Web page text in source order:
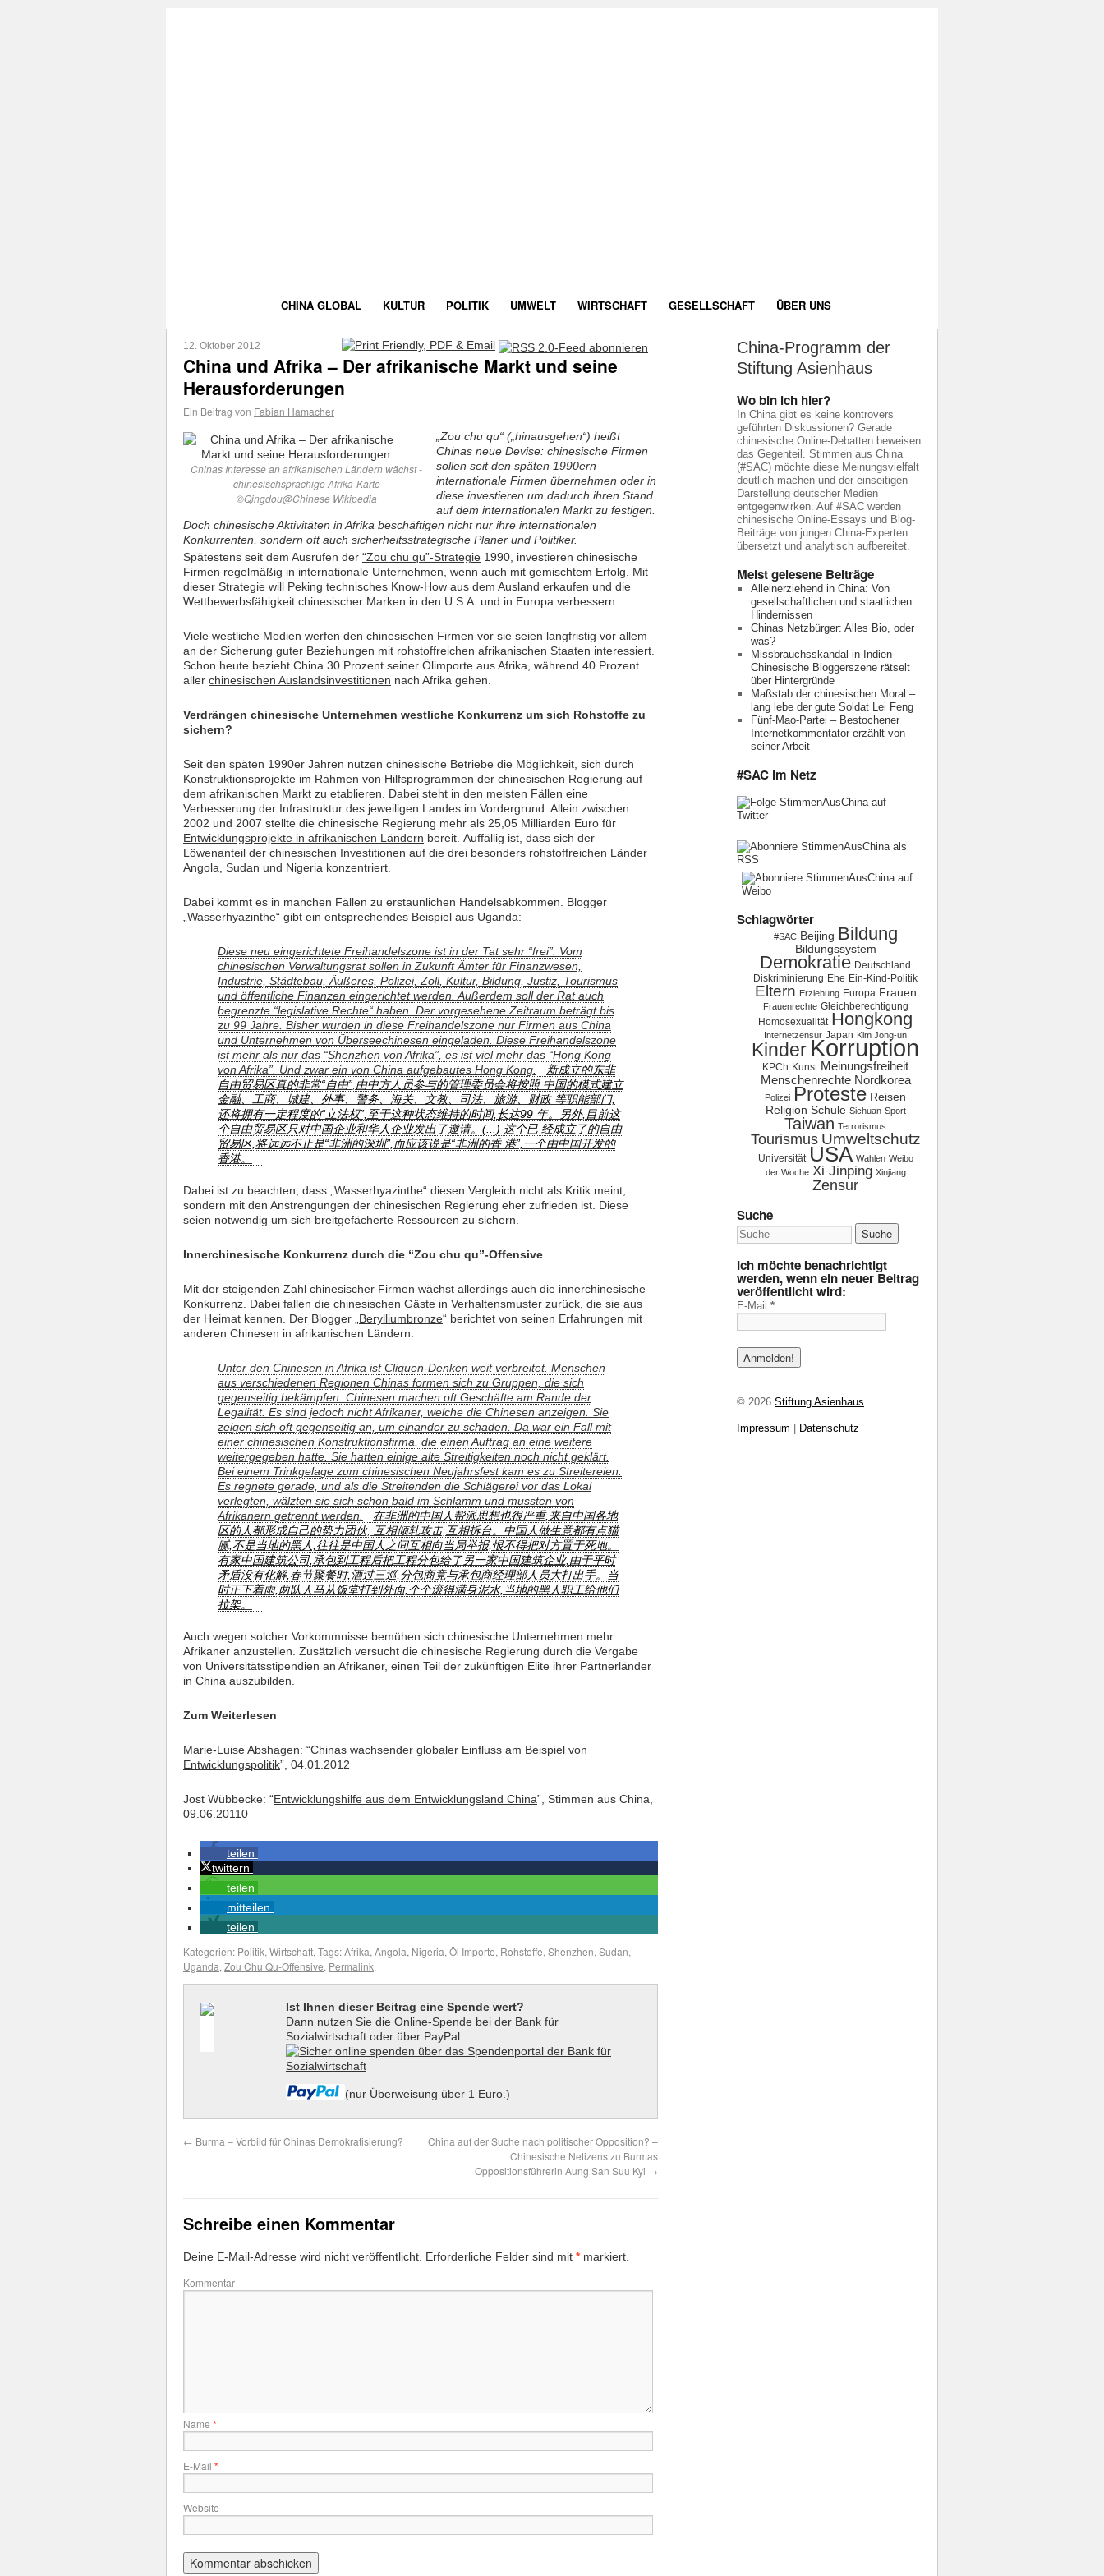
CHINA GLOBAL KULTUR POLITIK UMWELT WIRTSCHAFT GESELLSCHAFT ÜBER UNS
12. Oktober 2012
China und Afrika – Der afrikanische Markt und seine
Herausforderungen
Ein Beitrag von Fabian Hamacher
Chinas Interesse an afrikanischen Ländern wächst -
chinesischsprachige Afrika-Karte
©Qingdou@Chinese Wikipedia
„Zou chu qu“ („hinausgehen“) heißt
Chinas neue Devise: chinesische Firmen
sollen seit den späten 1990ern
internationale Firmen übernehmen oder in
diese investieren um dadurch ihren Stand
auf dem internationalen Markt zu festigen.
Doch chinesische Aktivitäten in Afrika beschäftigen nicht nur ihre internationalen
Konkurrenten, sondern oft auch sicherheitsstrategische Planer und Politiker.
Spätestens seit dem Ausrufen der “Zou chu qu”-Strategie 1990, investieren chinesische
Firmen regelmäßig in internationale Unternehmen, wenn auch mit gemischtem Erfolg. Mit
dieser Strategie will Peking technisches Know-How aus dem Ausland erkaufen und die
Wettbewerbsfähigkeit chinesischer Marken in den U.S.A. und in Europa verbessern.
Viele westliche Medien werfen den chinesischen Firmen vor sie seien langfristig vor allem
an der Sicherung guter Beziehungen mit rohstoffreichen afrikanischen Staaten interessiert.
Schon heute bezieht China 30 Prozent seiner Ölimporte aus Afrika, während 40 Prozent
aller chinesischen Auslandsinvestitionen nach Afrika gehen.
Verdrängen chinesische Unternehmen westliche Konkurrenz um sich Rohstoffe zu
sichern?
Seit den späten 1990er Jahren nutzen chinesische Betriebe die Möglichkeit, sich durch
Konstruktionsprojekte im Rahmen von Hilfsprogrammen der chinesischen Regierung auf
dem afrikanischen Markt zu etablieren. Dabei steht in den meisten Fällen eine
Verbesserung der Infrastruktur des jeweiligen Landes im Vordergrund. Allein zwischen
2002 und 2007 stellte die chinesische Regierung mehr als 25,05 Milliarden Euro für
Entwicklungsprojekte in afrikanischen Ländern bereit. Auffällig ist, dass sich der
Löwenanteil der chinesischen Investitionen auf die drei besonders rohstoffreichen Länder
Angola, Sudan und Nigeria konzentriert.
Dabei kommt es in manchen Fällen zu erstaunlichen Handelsabkommen. Blogger
„Wasserhyazinthe“ gibt ein entsprechendes Beispiel aus Uganda:
Diese neu eingerichtete Freihandelszone ist in der Tat sehr “frei”. Vom
chinesischen Verwaltungsrat sollen in Zukunft Ämter für Finanzwesen,
Industrie, Städtebau, Äußeres, Polizei, Zoll, Kultur, Bildung, Justiz, Tourismus
und öffentliche Finanzen eingerichtet werden. Außerdem soll der Rat auch
begrenzte “legislative Rechte“ haben. Der vorgesehene Zeitraum beträgt bis
zu 99 Jahre. Bisher wurden in diese Freihandelszone nur Firmen aus China
und Unternehmen von Überseechinesen eingeladen. Diese Freihandelszone
ist mehr als nur das “Shenzhen von Afrika”, es ist viel mehr das “Hong Kong
von Afrika”. Und zwar ein von China aufgebautes Hong Kong.
新成立的东非
自由贸易区真的非常“自由”,由中方人员参与的管理委员会将按照 中国的模式建立
金融、工商、城建、外事、警务、海关、文教、司法、旅游、财政 等职能部门,
还将拥有一定程度的“立法权”,至于这种状态维持的时间,长达99 年。另外,目前这
个自由贸易区只对中国企业和华人企业发出了邀请。(...) 这个已 经成立了的自由
贸易区,将远远不止是“非洲的深圳”,而应该说是“非洲的香 港”,一个由中国开发的
香港。
Dabei ist zu beachten, dass „Wasserhyazinthe“ diesen Vergleich nicht als Kritik meint,
sondern mit den Anstrengungen der chinesischen Regierung eher zufrieden ist. Diese
seien notwendig um sich breitgefächerte Ressourcen zu sichern.
Innerchinesische Konkurrenz durch die “Zou chu qu”-Offensive
Mit der steigenden Zahl chinesischer Firmen wächst allerdings auch die innerchinesische
Konkurrenz. Dabei fallen die chinesischen Gäste in Verhaltensmuster zurück, die sie aus
der Heimat kennen. Der Blogger „Berylliumbronze“ berichtet von seinen Erfahrungen mit
anderen Chinesen in afrikanischen Ländern:
Unter den Chinesen in Afrika ist Cliquen-Denken weit verbreitet. Menschen
aus verschiedenen Regionen Chinas formen sich zu Gruppen, die sich
gegenseitig bekämpfen. Chinesen machen oft Geschäfte am Rande der
Legalität. Es sind jedoch nicht Afrikaner, welche die Chinesen anzeigen. Sie
zeigen sich oft gegenseitig an, um einander zu schaden. Da war ein Fall mit
einer chinesischen Konstruktionsfirma, die einen Auftrag an eine weitere
weitergegeben hatte. Sie hatten einige alte Streitigkeiten noch nicht geklärt.
Bei einem Trinkgelage zum chinesischen Neujahrsfest kam es zu Streitereien.
Es regnete gerade, und als die Streitenden die Schlägerei vor das Lokal
verlegten, wälzten sie sich schon bald im Schlamm und mussten von
Afrikanern getrennt werden.
在非洲的中国人帮派思想也很严重,来自中国各地
区的人都形成自己的势力团伙, 互相倾轧攻击,互相拆台。中国人做生意都有点猫
腻,不是当地的黑人,往往是中国人之间互相向当局举报,恨不得把对方置于死地。
有家中国建筑公司,承包到工程后把工程分包给了另一家中国建筑企业,由于平时
矛盾没有化解,春节聚餐时,酒过三巡,分包商竟与承包商经理部人员大打出手。当
时正下着雨,两队人马从饭堂打到外面,个个滚得满身泥水,当地的黑人职工给他们
拉架。
Auch wegen solcher Vorkommnisse bemühen sich chinesische Unternehmen mehr
Afrikaner anzustellen. Zusätzlich versucht die chinesische Regierung durch die Vergabe
von Universitätsstipendien an Afrikaner, einen Teil der zukünftigen Elite ihrer Partnerländer
in China auszubilden.
Zum Weiterlesen
Marie-Luise Abshagen: “Chinas wachsender globaler Einfluss am Beispiel von
Entwicklungspolitik”, 04.01.2012
Jost Wübbecke: “Entwicklungshilfe aus dem Entwicklungsland China”, Stimmen aus China,
09.06.20110
teilen
twittern
teilen
mitteilen
teilen
Kategorien: Politik, Wirtschaft, Tags:Afrika, Angola, Nigeria, Öl Importe, Rohstoffe, Shenzhen, Sudan,
Uganda, Zou Chu Qu-Offensive. Permalink.
Ist Ihnen dieser Beitrag eine Spende wert?
Dann nutzen Sie die Online-Spende bei der Bank für
Sozialwirtschaft oder über PayPal.
(nur Überweisung über 1 Euro.)
← Burma – Vorbild für Chinas Demokratisierung?
China auf der Suche nach politischer Opposition? –
Chinesische Netizens zu Burmas
Oppositionsführerin Aung San Suu Kyi →
Schreibe einen Kommentar
Deine E-Mail-Adresse wird nicht veröffentlicht. Erforderliche Felder sind mit *markiert.
Kommentar
Name *
E-Mail *
Website
China-Programm der
Stiftung Asienhaus
Wo bin ich hier?
In China gibt es keine kontrovers
geführten Diskussionen? Gerade
chinesische Online-Debatten beweisen
das Gegenteil. Stimmen aus China
(#SAC) möchte diese Meinungsvielfalt
deutlich machen und der einseitigen
Darstellung deutscher Medien
entgegenwirken. Auf #SAC werden
chinesische Online-Essays und Blog-
Beiträge von jungen China-Experten
übersetzt und analytisch aufbereitet.
Meist gelesene Beiträge
Alleinerziehend in China: Von
gesellschaftlichen und staatlichen
Hindernissen
Chinas Netzbürger: Alles Bio, oder
was?
Missbrauchsskandal in Indien –
Chinesische Bloggerszene rätselt
über Hintergründe
Maßstab der chinesischen Moral –
lang lebe der gute Soldat Lei Feng
Fünf-Mao-Partei – Bestochener
Internetkommentator erzählt von
seiner Arbeit
#SAC im Netz
Schlagwörter
#SAC Beijing Bildung
Bildungssystem
Demokratie Deutschland
Diskriminierung Ehe Ein-Kind-Politik
Eltern Erziehung Europa Frauen
Frauenrechte Gleichberechtigung
Homosexualität Hongkong
Internetzensur Japan Kim Jong-un
KinderKorruption
KPCh Kunst Meinungsfreiheit
Menschenrechte Nordkorea
Polizei Proteste Reisen
Religion Schule Sichuan Sport
Taiwan Terrorismus
Tourismus Umweltschutz
Universität USA Wahlen Weibo
der Woche Xi Jinping Xinjiang
Zensur
Suche
Ich möchte benachrichtigt
werden, wenn ein neuer Beitrag
veröffentlicht wird:
E-Mail *
© 2026 Stiftung Asienhaus
Impressum Datenschutz